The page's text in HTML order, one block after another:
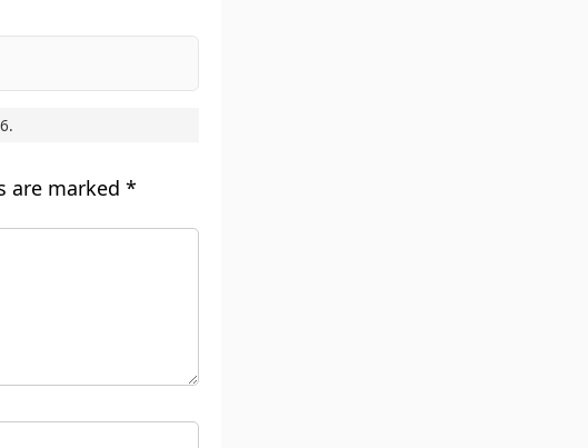
.
are marked *